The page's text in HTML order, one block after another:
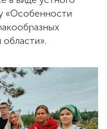
«Особенности